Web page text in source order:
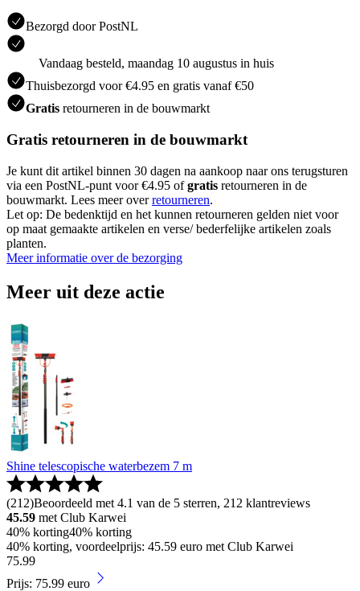
Bezorgd door PostNL
Vandaag besteld, maandag 10 augustus in huis
Thuisbezorgd voor €4.95 en gratis vanaf €50
Gratis retourneren in de bouwmarkt
Gratis retourneren in de bouwmarkt
Je kunt dit artikel binnen 30 dagen na aankoop naar ons terugsturen
via een PostNL-punt voor €4.95 ofgratis retourneren in de
bouwmarkt. Lees meer overretourneren.
Let op: De bedenktijd en het kunnen retourneren gelden niet voor
op maat gemaakte artikelen en verse/ bederfelijke artikelen zoals
planten.
Meer informatie over de bezorging
Meer uit deze actie
Shine telescopische waterbezem 7 m
(212)Beoordeeld met 4.1 van de 5 sterren, 212 klantreviews
45.59 met Club Karwei
40% korting40% korting
40% korting, voordeelprijs: 45.59 euro met Club Karwei
75.99
Prijs: 75.99 euro